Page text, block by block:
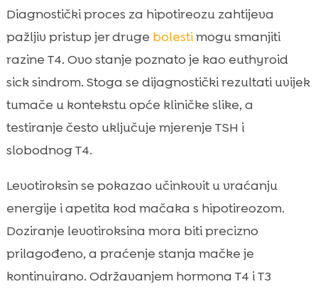
Diagnostički proces za hipotireozu zahtijeva
pažljiv pristup jer druge bolestimogu smanjiti
razine T4. Ovo stanje poznato je kao euthyroid
sick sindrom. Stoga se dijagnostički rezultati uvijek
tumače u kontekstu opće kliničke slike, a
testiranje često uključuje mjerenje TSH i
slobodnog T4.
Levotiroksin se pokazao učinkovit u vraćanju
energije i apetita kod mačaka s hipotireozom.
Doziranje levotiroksina mora biti precizno
prilagođeno, a praćenje stanja mačke je
kontinuirano. Održavanjem hormona T4 i T3